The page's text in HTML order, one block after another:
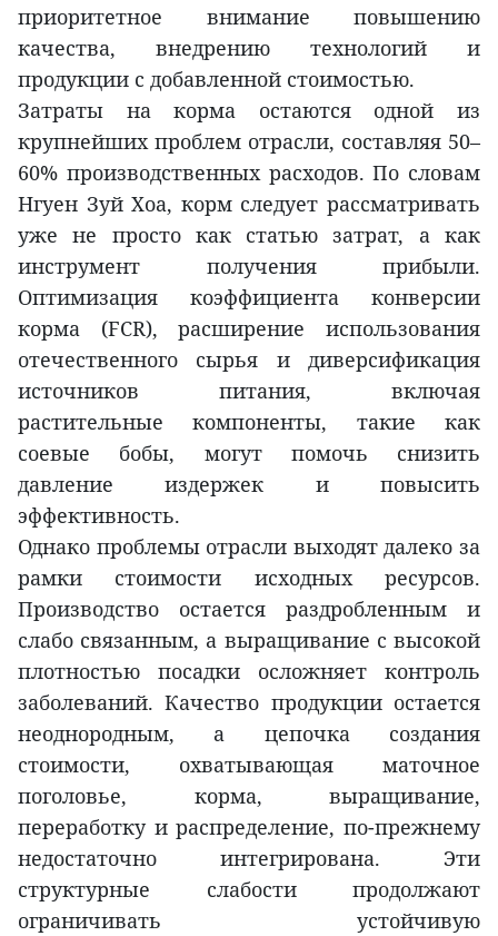
приоритетное внимание повышению
качества, внедрению технологий и
продукции с добавленной стоимостью.
Затраты на корма остаются одной из
крупнейших проблем отрасли, составляя 50–
60% производственных расходов. По словам
Нгуен Зуй Хоа, корм следует рассматривать
уже не просто как статью затрат, а как
инструмент получения прибыли.
Оптимизация коэффициента конверсии
корма (FCR), расширение использования
отечественного сырья и диверсификация
источников питания, включая
растительные компоненты, такие как
соевые бобы, могут помочь снизить
давление издержек и повысить
эффективность.
Однако проблемы отрасли выходят далеко за
рамки стоимости исходных ресурсов.
Производство остается раздробленным и
слабо связанным, а выращивание с высокой
плотностью посадки осложняет контроль
заболеваний. Качество продукции остается
неоднородным, а цепочка создания
стоимости, охватывающая маточное
поголовье, корма, выращивание,
переработку и распределение, по-прежнему
недостаточно интегрирована. Эти
структурные слабости продолжают
ограничивать устойчивую